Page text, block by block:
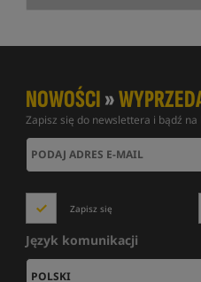
NOWOŚCI»
Zapisz się do newslettera i bądź na
Zapisz się
Język komunikacji